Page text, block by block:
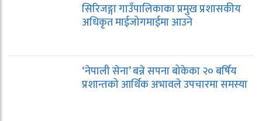
सिरिजङ्गा गाउँपालिकाका प्रमुख प्रशासकीय
अधिकृत माईजोगमाईमा आउने
‘नेपाली सेना’ बन्ने सपना बोकेका २० बर्षिय
प्रशान्तको आर्थिक अभावले उपचारमा समस्या